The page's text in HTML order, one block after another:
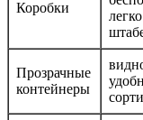
Коробки
легко
Прозрачные
контейнеры